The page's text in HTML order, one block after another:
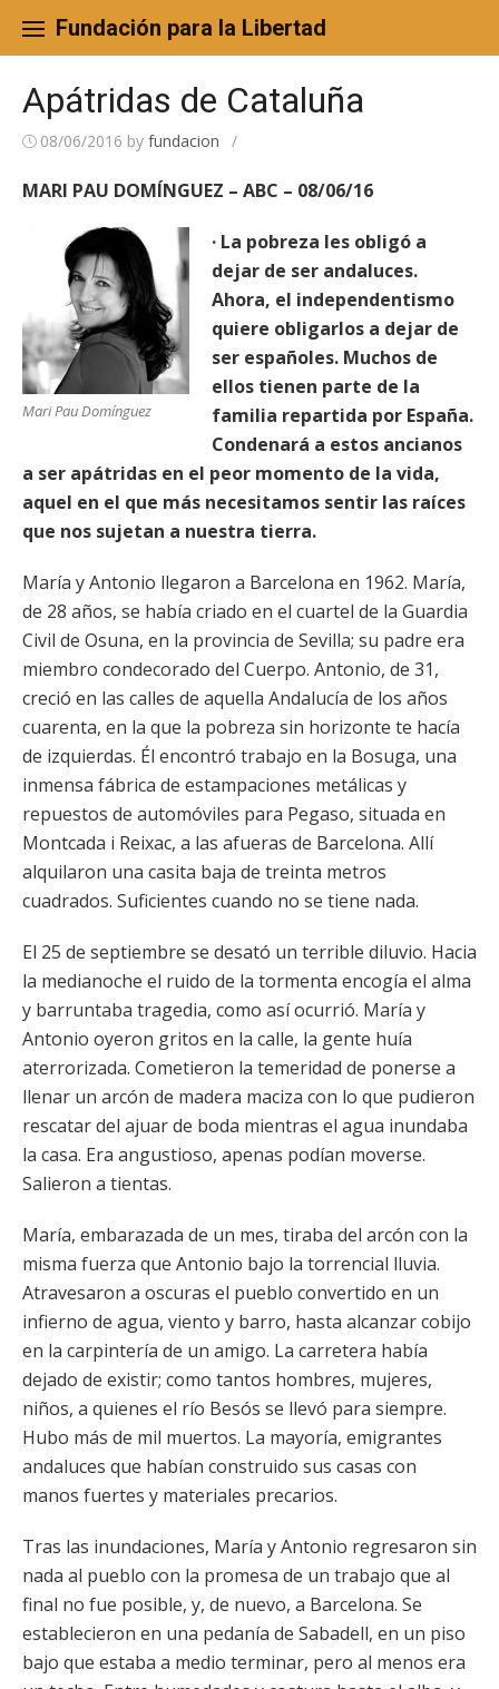
content
Fundación para la Libertad
Apátridas de Cataluña
08/06/2016 by fundacion /
MARI PAU DOMÍNGUEZ – ABC – 08/06/16
Mari Pau Domínguez
· La pobreza les obligó a
dejar de ser andaluces.
Ahora, el independentismo
quiere obligarlos a dejar de
ser españoles. Muchos de
ellos tienen parte de la
familia repartida por España.
Condenará a estos ancianos
a ser apátridas en el peor momento de la vida,
aquel en el que más necesitamos sentir las raíces
que nos sujetan a nuestra tierra.
María y Antonio llegaron a Barcelona en 1962. María,
de 28 años, se había criado en el cuartel de la Guardia
Civil de Osuna, en la provincia de Sevilla; su padre era
miembro condecorado del Cuerpo. Antonio, de 31,
creció en las calles de aquella Andalucía de los años
cuarenta, en la que la pobreza sin horizonte te hacía
de izquierdas. Él encontró trabajo en la Bosuga, una
inmensa fábrica de estampaciones metálicas y
repuestos de automóviles para Pegaso, situada en
Montcada i Reixac, a las afueras de Barcelona. Allí
alquilaron una casita baja de treinta metros
cuadrados. Suficientes cuando no se tiene nada.
El 25 de septiembre se desató un terrible diluvio. Hacia
la medianoche el ruido de la tormenta encogía el alma
y barruntaba tragedia, como así ocurrió. María y
Antonio oyeron gritos en la calle, la gente huía
aterrorizada. Cometieron la temeridad de ponerse a
llenar un arcón de madera maciza con lo que pudieron
rescatar del ajuar de boda mientras el agua inundaba
la casa. Era angustioso, apenas podían moverse.
Salieron a tientas.
María, embarazada de un mes, tiraba del arcón con la
misma fuerza que Antonio bajo la torrencial lluvia.
Atravesaron a oscuras el pueblo convertido en un
infierno de agua, viento y barro, hasta alcanzar cobijo
en la carpintería de un amigo. La carretera había
dejado de existir; como tantos hombres, mujeres,
niños, a quienes el río Besós se llevó para siempre.
Hubo más de mil muertos. La mayoría, emigrantes
andaluces que habían construido sus casas con
manos fuertes y materiales precarios.
Tras las inundaciones, María y Antonio regresaron sin
nada al pueblo con la promesa de un trabajo que al
final no fue posible, y, de nuevo, a Barcelona. Se
establecieron en una pedanía de Sabadell, en un piso
bajo que estaba a medio terminar, pero al menos era